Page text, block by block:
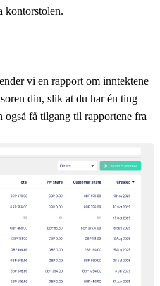
kontorstolen.
vi en rapport om inntektene
din, slik at du har én ting
få tilgang til rapportene fra